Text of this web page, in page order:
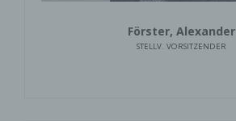
Förster, Alexander
STELLV. VORSITZENDER